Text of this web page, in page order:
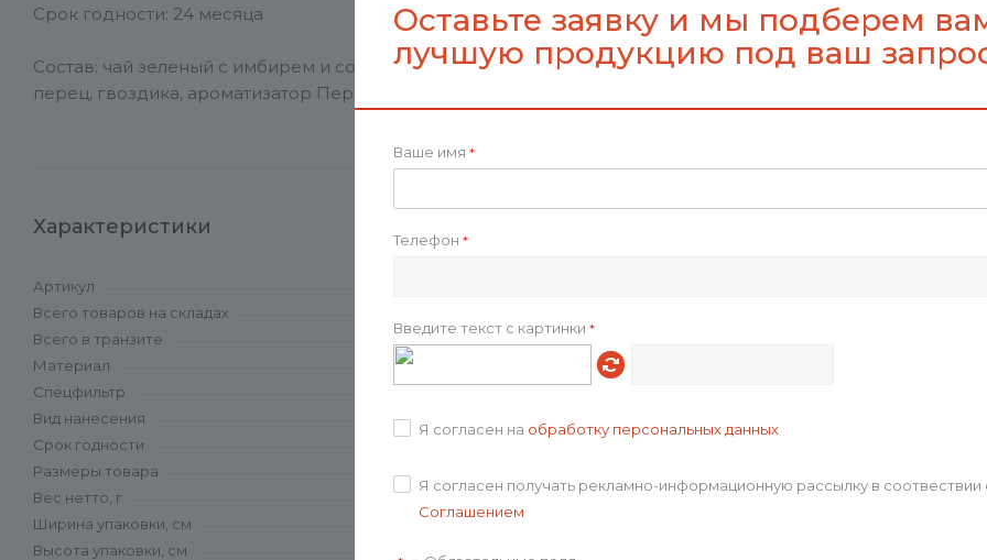
Срок годности: 24 месяца
Состав: чай зеленый с имбирем и соком имбиря (чай зеленый байховый крупнолистовой, кусочки
перец, гвоздика, ароматизатор Персик, ароматизатор Яблоко.
Характеристики
Артикул
Всего товаров на складах
Всего в транзите
Материал
Спецфильтр
Вид нанесения
Срок годности
Размеры товара
Вес нетто, г
475.00
Ширина упаковки, см
Высота упаковки, см
Оставьте заявку и мы подберем
лучшую продукцию под ваш
Ваше имя *
Телефон *
Введите текст с картинки *
Я согласен на обработку персональных данных
Я согласен получать рекламно-информационную рассылку в соотвествии
Соглашением